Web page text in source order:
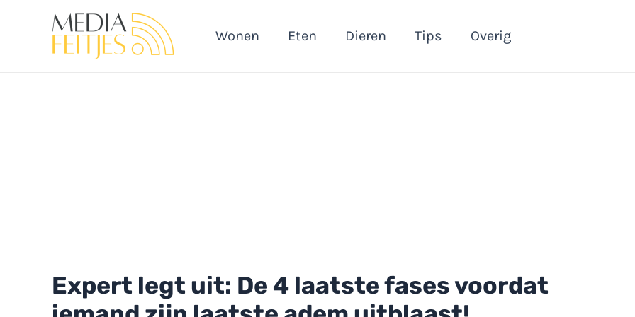
Wonen Eten Dieren Tips Overig
Expert legt uit: De 4 laatste fases voordat